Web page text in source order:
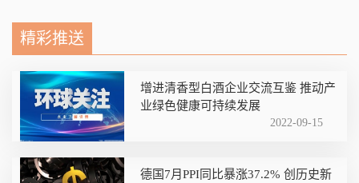
精彩推送
增进清香型白酒企业交流互鉴 推动产
业绿色健康可持续发展
2022-09-15
德国7月PPI同比暴涨37.2% 创历史新